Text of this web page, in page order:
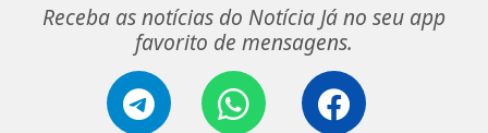
Receba as notícias do Notícia Já no seu app
favorito de mensagens.